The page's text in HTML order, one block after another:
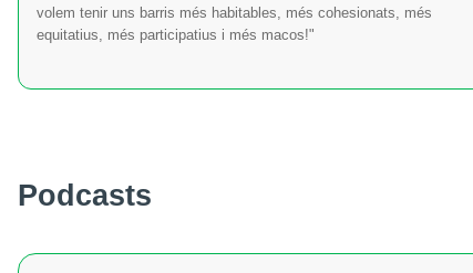
volem tenir uns barris més habitables, més cohesionats, més
equitatius, més participatius i més macos!"
Podcasts